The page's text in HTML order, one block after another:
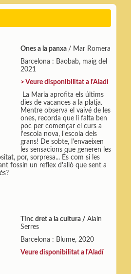
Ones a la panxa / Mar Romera
Barcelona : Baobab, maig del
2021
> Veure disponibilitat a l'Aladí
La Maria aprofita els últims
dies de vacances a la platja.
Mentre observa el vaivé de les
ones, recorda que li falta ben
poc per començar el curs a
l'escola nova, l'escola dels
grans! De sobte, l'envaeixen
les sensacions que generen les
por, sorpresa... És com si les
fossin un reflex d'allò que sent a
Tinc dret a la cultura / Alain
Serres
Barcelona : Blume, 2020
Veure disponibilitat a l'Aladí